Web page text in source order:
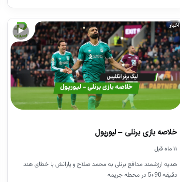
▶
اخبار
خلاصه بازی برنلی – لیورپول
۱۱ ماه قبل
هدیه ارزشمند مدافع برنلی به محمد صلاح و یارانش با خطای هند
دقیقه 90+5 در محطه جریمه